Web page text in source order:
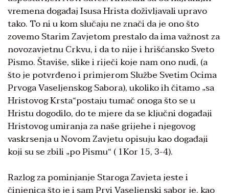
vremena događaj Isusa Hrista doživljavali upravo
tako. To ni u kom slučaju ne znači da je ono što
zovemo Starim Zavjetom prestalo da ima važnost za
novozavjetnu Crkvu, i da to nije i hrišćansko Sveto
Pismo. Štaviše, slike i riječi koje nam ono nudi, (a
što je potvrđeno i primjerom Službe Svetim Ocima
Prvoga Vaseljenskog Sabora), ukoliko ih čitamo „sa
Hristovog Krsta“postaju tumač onoga što se u
Hristu dogodilo, do te mjere da se ključni događaji
Hristovog umiranja za naše grijehe i njegovog
vaskrsenja u Novom Zavjetu opisuju kao događaji
koji su se zbili „po Pismu“ ( 1Kor 15, 3-4).
Razlog za pominjanje Staroga Zavjeta jeste i